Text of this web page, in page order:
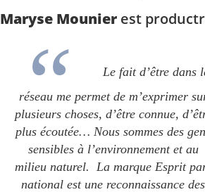
Maryse Mounier est
Le fait d’être dans
réseau me permet de m’exprimer
plusieurs choses, d’être connue,
plus écoutée… Nous sommes des
sensibles à l’environnement et au
milieu naturel. La marque Esprit
national est une reconnaissance des